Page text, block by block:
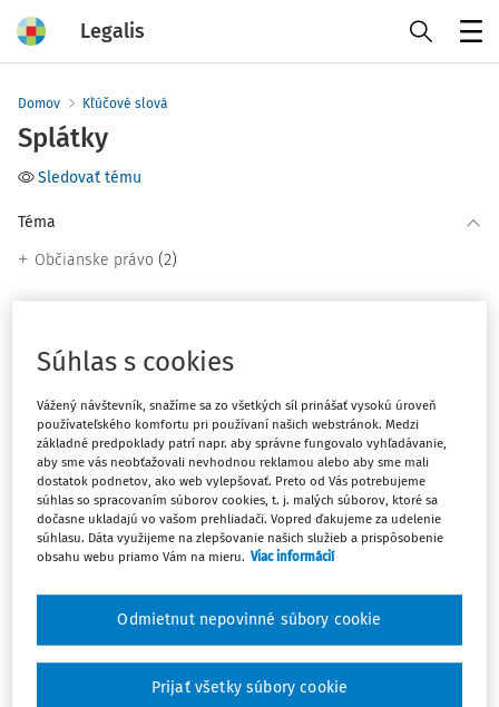
Legalis
Domov Kľúčové slová
Splátky
Sledovať tému
Téma
Občianske právo (2)
Počet vyhľadaných dokumentov: 2
Zoradiť podľa :
Najnovšie Najstaršie
ČLÁNKY
Požiadavka konkretizácie splátky pri
dlhu v judikatúre Najvyššieho súdu SR
V článku sa venujeme otázke obsahových náležitostí
upozornenia veriteľa, obchodníka, podľa § 53 ods. 9
zákona č. 40/1964 Zb. Občiansky zákonník v znení
Súhlas s cookies
Vážený návštevník, snažíme sa zo všetkých síl prinášať vysokú úroveň
používateľského komfortu pri používaní našich webstránok. Medzi
základné predpoklady patrí napr. aby správne fungovalo vyhľadávanie,
aby sme vás neobťažovali nevhodnou reklamou alebo aby sme mali
dostatok podnetov, ako web vylepšovať. Preto od Vás potrebujeme
súhlas so spracovaním súborov cookies, t. j. malých súborov, ktoré sa
dočasne ukladajú vo vašom prehliadači. Vopred ďakujeme za udelenie
súhlasu. Dáta využijeme na zlepšovanie našich služieb a prispôsobenie
obsahu webu priamo Vám na mieru. Viac informácií
Odmietnut nepovinné súbory cookie
Prijať všetky súbory cookie